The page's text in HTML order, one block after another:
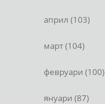
април (103)
март (104)
февруари (100)
януари (87)